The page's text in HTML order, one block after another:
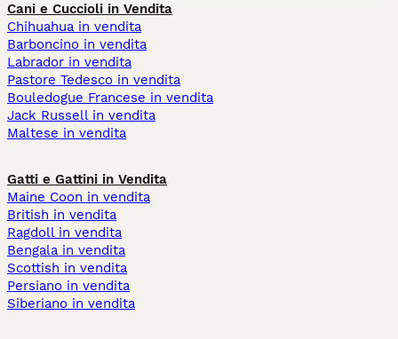
Cani e Cuccioli in Vendita
Chihuahua in vendita
Barboncino in vendita
Labrador in vendita
Pastore Tedesco in vendita
Bouledogue Francese in vendita
Jack Russell in vendita
Maltese in vendita
Gatti e Gattini in Vendita
Maine Coon in vendita
British in vendita
Ragdoll in vendita
Bengala in vendita
Scottish in vendita
Persiano in vendita
Siberiano in vendita